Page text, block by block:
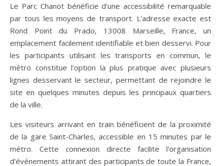
Le Parc Chanot bénéficie d'une accessibilité remarquable
par tous les moyens de transport. L'adresse exacte est
Rond Point du Prado, 13008 Marseille, France, un
emplacement facilement identifiable et bien desservi. Pour
les participants utilisant les transports en commun, le
métro constitue l'option la plus pratique avec plusieurs
lignes desservant le secteur, permettant de rejoindre le
site en quelques minutes depuis les principaux quartiers
de la ville.
Les visiteurs arrivant en train bénéficient de la proximité
de la gare Saint-Charles, accessible en 15 minutes par le
métro. Cette connexion directe facilite l'organisation
d'événements attirant des participants de toute la France,